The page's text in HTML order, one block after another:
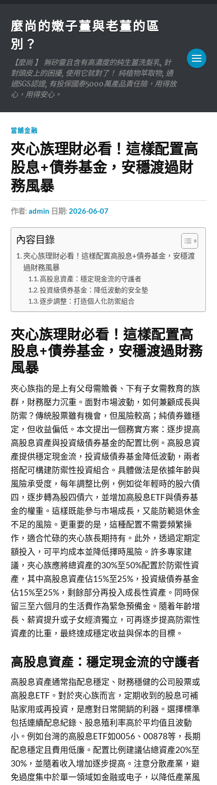
麼尚的嫩子薑與老薑的區
別？
【麼尚 】 無矽靈且含有高濃度的純生薑洗髮乳, 針
對頭皮上的困擾, 使用它就對了！ 純植物萃取物, 通
過SGS認證, 有投保國泰5000萬產品責任險，用得放
心，用得安心。
當舖金融
夾心族理財必看！這樣配置高
股息+債券基金，安穩渡過財
務風暴
作者:admin 日期: 2026-06-07
內容目錄
夾心族理財必看！這樣配置高股息+債券基金，安穩渡
過財務風暴
高股息資產：穩定現金流的守護者
投資級債券基金：降低波動的安全墊
逐步調整：打造個人化防禦組合
夾心族理財必看！這樣配置高
股息+債券基金，安穩渡過財務
風暴
夾心族指的是上有父母需贍養、下有子女需教育的族
群，財務壓力沉重。面對市場波動，如何兼顧成長與
防禦？傳統股票雖有機會，但風險較高；純債券雖穩
定，但收益偏低。本文提出一個務實方案：逐步提高
高股息資產與投資級債券基金的配置比例。高股息資
產提供穩定現金流，投資級債券基金降低波動，兩者
搭配可構建防禦性投資組合。具體做法是依據年齡與
風險承受度，每年調整比例，例如從年輕時的股六債
四，逐步轉為股四債六，並增加高股息ETF與債券基
金的權重。這樣既能參与市場成長，又能防範退休金
不足的風險。更重要的是，這種配置不需要頻繁操
作，適合忙碌的夾心族長期持有。此外，透過定期定
額投入，可平均成本並降低擇時風險。許多專家建
議，夾心族應將總資產的30%至50%配置於防禦性資
產，其中高股息資產佔15%至25%，投資級債券基金
佔15%至25%，剩餘部分再投入成長性資產。同時保
留三至六個月的生活費作為緊急預備金。隨着年齡增
長、薪資提升或子女經濟獨立，可再逐步提高防禦性
資產的比重，最終達成穩定收益與保本的目標。
高股息資產：穩定現金流的守護者
高股息資產通常指配息穩定、財務穩健的公司股票或
高股息ETF。對於夾心族而言，定期收到的股息可補
貼家用或再投資，是應對日常開銷的利器。選擇標準
包括連續配息紀錄、股息殖利率高於平均值且波動
小。例如台灣的高股息ETF如0056、00878等，長期
配息穩定且費用低廉。配置比例建議佔總資產20%至
30%，並隨着收入增加逐步提高。注意分散產業，避
免過度集中於單一領域如金融或电子，以降低產業風